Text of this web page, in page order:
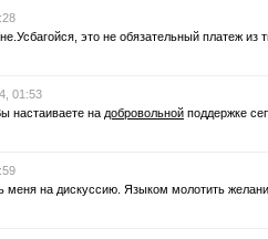
это не обязательный платеж из
01:53
настаиваете на добровольной поддержке
меня на дискуссию. Языком молотить